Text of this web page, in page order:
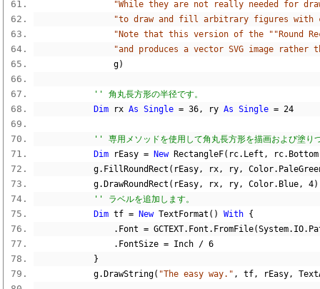
"While they are not really needed for
"to draw and fill arbitrary figures with
"Note that this version of the ""Round
"and produces a vector SVG image rather
                g
)
'' 角丸長方形の半径です。
Dim rx As Single = 36, ry As Single = 24
'' 専用メソッドを使用して角丸長方形を描画および塗り
Dim rEasy = New RectangleF( rc. Left , rc.
            g
. FillRoundRect ( rEasy, rx, ry, Color.
            g
. DrawRoundRect ( rEasy, rx, ry, Color. Blue, 4)
'' ラベルを追加します。
Dim tf = New TextFormat () With {
. Font = GCTEXT. Font . FromFile(System. IO.
. FontSize = Inch / 6
}
            g
. DrawString( "The easy way." , tf, rEasy,